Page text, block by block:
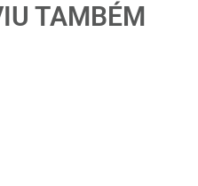
TAMBÉM